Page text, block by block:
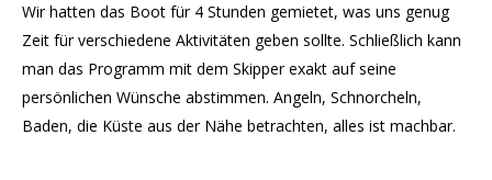
Wir hatten das Boot für 4 Stunden gemietet, was uns genug
Zeit für verschiedene Aktivitäten geben sollte. Schließlich kann
man das Programm mit dem Skipper exakt auf seine
persönlichen Wünsche abstimmen. Angeln, Schnorcheln,
Baden, die Küste aus der Nähe betrachten, alles ist machbar.